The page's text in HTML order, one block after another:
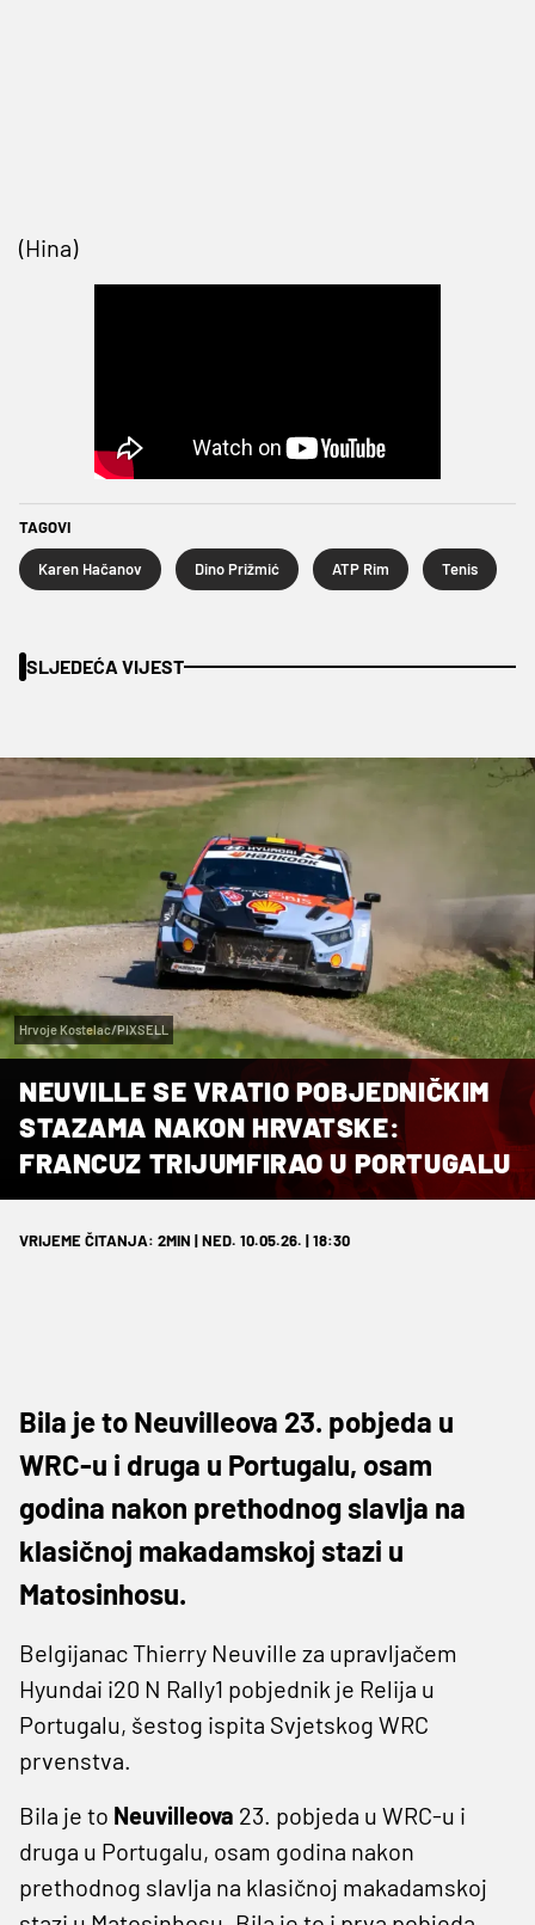
(Hina)
TAGOVI
Karen Hačanov Dino Prižmić ATP Rim Tenis
SLJEDEĆA VIJEST
Hrvoje Kostelac/PIXSELL
NEUVILLE SE VRATIO POBJEDNIČKIM
STAZAMA NAKON HRVATSKE:
FRANCUZ TRIJUMFIRAO U PORTUGALU
VRIJEME ČITANJA: 2MIN | NED. 10.05.26. | 18:30
Bila je to Neuvilleova 23. pobjeda u
WRC-u i druga u Portugalu, osam
godina nakon prethodnog slavlja na
klasičnoj makadamskoj stazi u
Matosinhosu.
Belgijanac Thierry Neuville za upravljačem
Hyundai i20 N Rally1 pobjednik je Relija u
Portugalu, šestog ispita Svjetskog WRC
prvenstva.
Bila je to Neuvilleova 23. pobjeda u WRC-u i
druga u Portugalu, osam godina nakon
prethodnog slavlja na klasičnoj makadamskoj